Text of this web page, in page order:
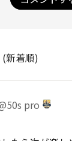
(新着順)
pro